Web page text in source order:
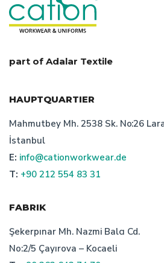
part of Adalar Textile
HAUPTQUARTIER
Mahmutbey Mh. 2538 Sk. No:26
İstanbul
E: info@cationworkwear.de
T: +90 212 554 83 31
FABRIK
Şekerpınar Mh. Nazmi Balcı Cd.
No:2/5 Çayırova – Kocaeli